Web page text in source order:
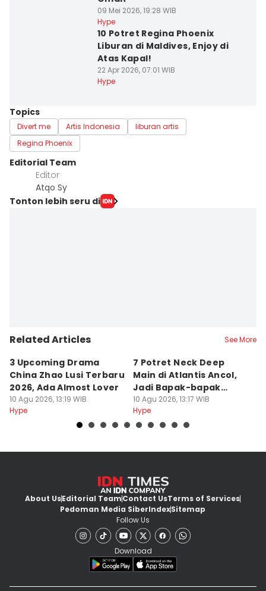
09 Mei 2026, 19:28 WIB
Hype
10 Potret Regina Phoenix
Liburan di Maldives, Enjoy di
Atas Kapal!
22 Apr 2026, 07:01 WIB
Hype
Topics
Divert me Artis Indonesia
liburan artis
Regina Phoenix
Editorial Team
Editor
Atqo Sy
Tonton lebih seru di
Related Articles See More
3 Upcoming Drama
China Zhao Lusi Terbaru
2026, Ada Almost Lover
10 Agu 2026, 13:19 WIB
Hype
7 Potret Neck Deep
Main di Atlantis Ancol,
Jadi Bapak-bapak
Melokal
10 Agu 2026, 13:17 WIB
Hype
About UsEditorial TeamContact UsTerms of Services
Pedoman Media SiberIndexSitemap
Follow Us
Download